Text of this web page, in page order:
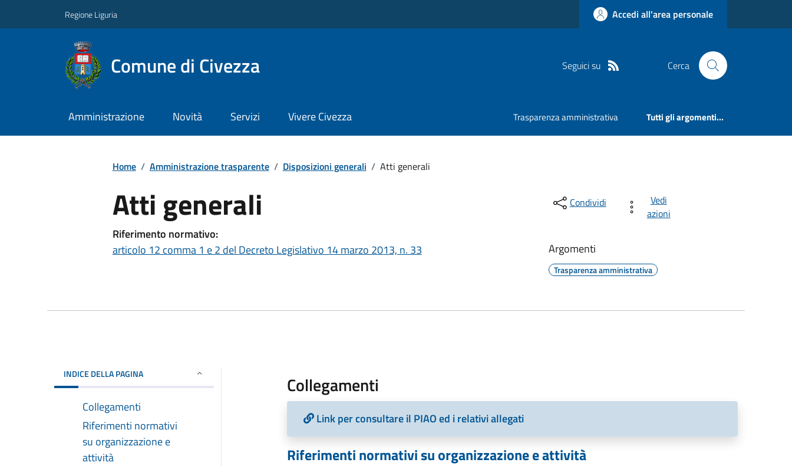
Regione Liguria Accedi all'area personale
Comune di Civezza Seguici su Cerca
Amministrazione Novità Servizi Vivere Civezza Trasparenza amministrativa Tutti gli argomenti...
Home / Amministrazione trasparente / Disposizioni generali / Atti generali
Atti generali
Riferimento normativo:
articolo 12 comma 1 e 2 del Decreto Legislativo 14 marzo 2013, n. 33
Condividi
Vedi
azioni
Argomenti
Trasparenza amministrativa
INDICE DELLA PAGINA
Collegamenti
Riferimenti normativi
su organizzazione e
attività
Collegamenti
Link per consultare il PIAO ed i relativi allegati
Riferimenti normativi su organizzazione e attività